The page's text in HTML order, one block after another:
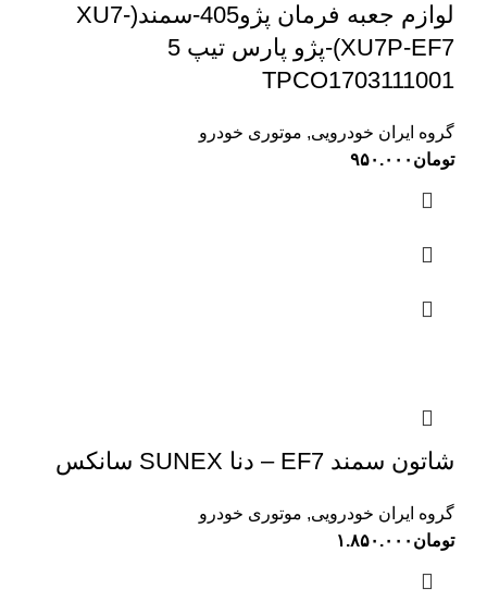
لوازم جعبه فرمان پژو405-سمند(XU7-
XU7P-EF7)-پژو پارس تیپ 5
TPCO1703111001
گروه ایران خودرویی, موتوری خودرو
تومان ۹۵۰.۰۰۰
شاتون سمند EF7 – دنا SUNEX سانکس
گروه ایران خودرویی, موتوری خودرو
تومان ۱.۸۵۰.۰۰۰